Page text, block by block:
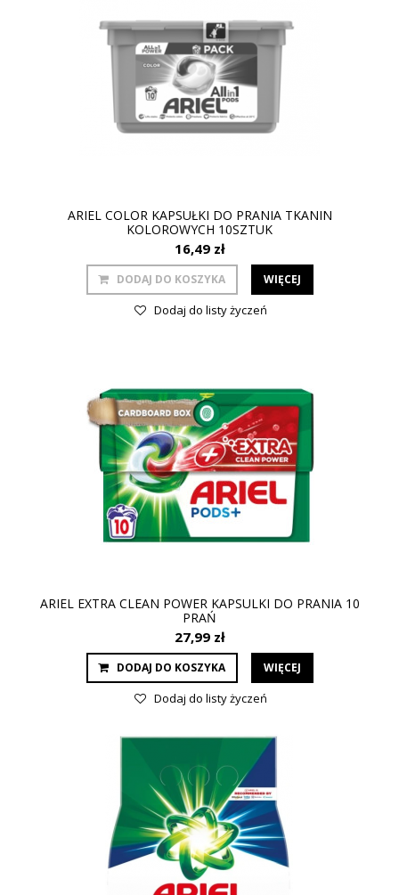
ARIEL COLOR KAPSUŁKI DO PRANIA TKANIN
KOLOROWYCH 10SZTUK
16,49 zł
DODAJ DO KOSZYKA WIĘCEJ
Dodaj do listy życzeń
ARIEL EXTRA CLEAN POWER KAPSULKI DO PRANIA 10
PRAŃ
27,99 zł
DODAJ DO KOSZYKA WIĘCEJ
Dodaj do listy życzeń